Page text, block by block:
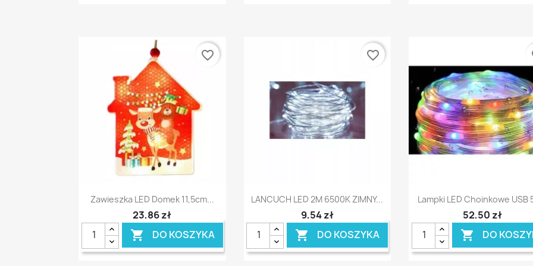
Szybki podgląd
Zawieszka LED Domek 11,5cm...
23,86 zł
 DO KOSZYKA
favorite_border
Szybki podgląd
LANCUCH LED 2M 6500K ZIMNY...
9,54 zł
 DO KOSZYKA
favorite_border
Szybki podgląd
Lampki LED Choinkowe USB
52,50 zł
 DO